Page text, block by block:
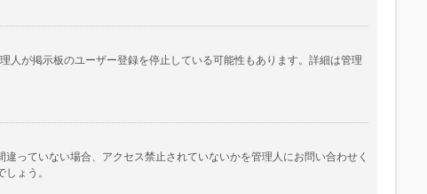
が掲示板のユーザー登録を停止している可能性もあります。詳細は管理
っていない場合、アクセス禁止されていないかを管理人にお問い合わせく
ょう。